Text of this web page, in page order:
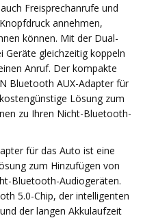
Freisprechanrufe und
annehmen,
können. Mit der Dual-
Geräte gleichzeitig koppeln
Anruf. Der kompakte
Bluetooth AUX-Adapter für
Lösung zum
zu Ihren Nicht-Bluetooth-
für das Auto ist eine
zum Hinzufügen von
Bluetooth-Audiogeräten.
5.0-Chip, der intelligenten
der langen Akkulaufzeit